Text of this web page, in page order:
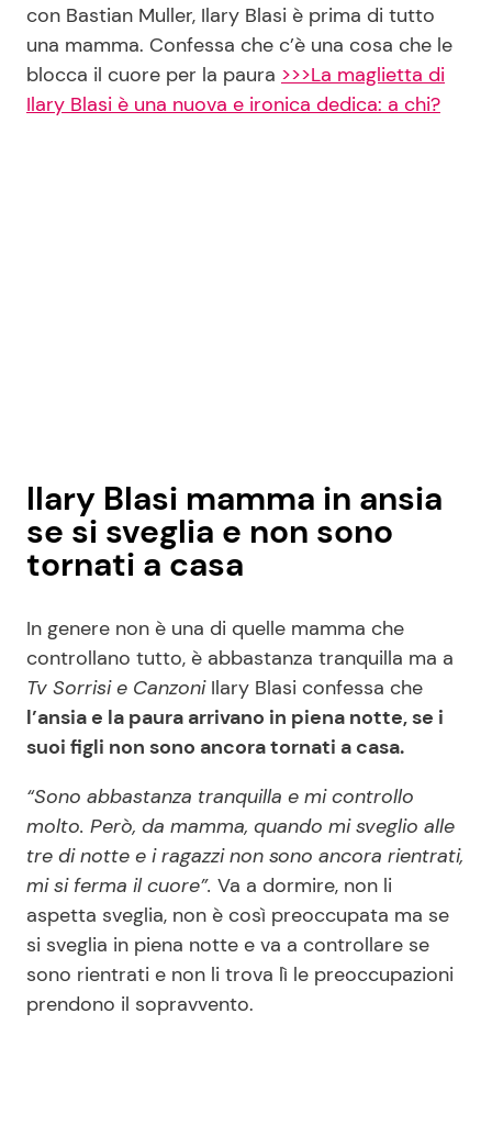
Contattaci
Pubblicità
Privacy Policy
con Bastian Muller, Ilary Blasi è prima di tutto
una mamma. Confessa che c’è una cosa che le
blocca il cuore per la paura >>>La maglietta di
Ilary Blasi è una nuova e ironica dedica: a chi?
Ilary Blasi mamma in ansia
se si sveglia e non sono
tornati a casa
In genere non è una di quelle mamma che
controllano tutto, è abbastanza tranquilla ma a
Tv Sorrisi e CanzoniIlary Blasi confessa che
l’ansia e la paura arrivano in piena notte, se i
suoi figli non sono ancora tornati a casa.
“Sono abbastanza tranquilla e mi controllo
molto. Però, da mamma, quando mi sveglio alle
tre di notte e i ragazzi non sono ancora rientrati,
mi si ferma il cuore”. Va a dormire, non li
aspetta sveglia, non è così preoccupata ma se
si sveglia in piena notte e va a controllare se
sono rientrati e non li trova lì le preoccupazioni
prendono il sopravvento.